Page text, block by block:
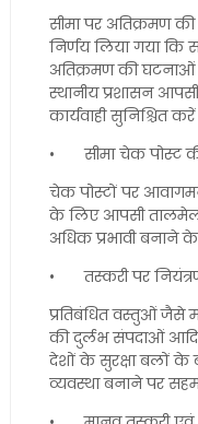
सीमा पर अतिक्रमण
निर्णय लिया गया
अतिक्रमण की घटनाओं
स्थानीय प्रशासन
कार्यवाही सुनिश्चित करें
•
सीमा चेक पोस्ट
चेक पोस्टों पर
के लिए आपसी तालमेल
अधिक प्रभावी बनाने के
•
तस्करी पर
प्रतिबंधित वस्तुओं जैसे
की दुर्लभ संपदाओं
देशों के सुरक्षा बलों के
व्यवस्था बनाने पर